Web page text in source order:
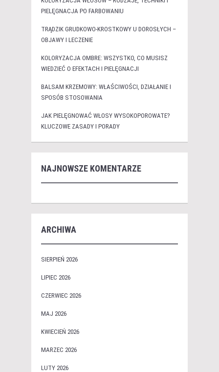
PIELĘGNACJA PO FARBOWANIU
TRĄDZIK GRUDKOWO-KROSTKOWY U DOROSŁYCH –
OBJAWY I LECZENIE
KOLORYZACJA OMBRE: WSZYSTKO, CO MUSISZ
WIEDZIEĆ O EFEKTACH I PIELĘGNACJI
BALSAM KRZEMOWY: WŁAŚCIWOŚCI, DZIAŁANIE I
SPOSÓB STOSOWANIA
JAK PIELĘGNOWAĆ WŁOSY WYSOKOPOROWATE?
KLUCZOWE ZASADY I PORADY
NAJNOWSZE KOMENTARZE
ARCHIWA
SIERPIEŃ 2026
LIPIEC 2026
CZERWIEC 2026
MAJ 2026
KWIECIEŃ 2026
MARZEC 2026
LUTY 2026